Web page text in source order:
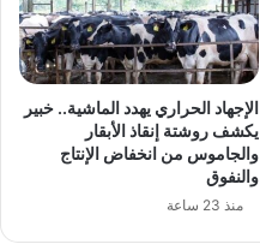
الإجهاد الحراري يهدد الماشية.. خبير
يكشف روشتة إنقاذ الأبقار
والجاموس من انخفاض الإنتاج
والنفوق
منذ 23 ساعة